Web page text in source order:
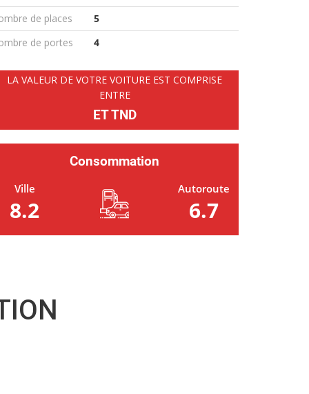
de places
5
de portes
4
LA VALEUR DE VOTRE VOITURE EST COMPRISE
ENTRE
ET TND
Consommation
Ville
8.2
Autoroute
6.7